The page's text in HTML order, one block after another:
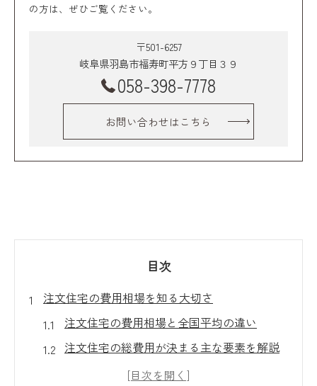
の方は、ぜひご覧ください。
〒501-6257
岐阜県羽島市福寿町平方９丁目３９
058-398-7778
お問い合わせはこちら
目次
注文住宅の費用相場を知る大切さ
注文住宅の費用相場と全国平均の違い
注文住宅の総費用が決まる主な要素を解説
岐阜県で注文住宅を建てる場合のポイント